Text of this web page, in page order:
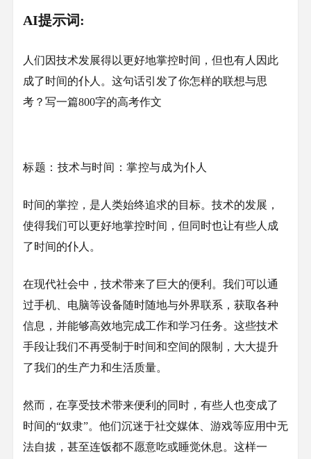
AI提示词:
人们因技术发展得以更好地掌控时间，但也有人因此
成了时间的仆人。这句话引发了你怎样的联想与思
考？写一篇800字的高考作文
标题： 技术与时间：掌控与成为仆人
时间的掌控，是人类始终追求的目标。技术的发展，
使得我们可以更好地掌控时间，但同时也让有些人成
了时间的仆人。
在现代社会中，技术带来了巨大的便利。我们可以通
过手机、电脑等设备随时随地与外界联系，获取各种
信息，并能够高效地完成工作和学习任务。这些技术
手段让我们不再受制于时间和空间的限制，大大提升
了我们的生产力和生活质量。
然而，在享受技术带来便利的同时，有些人也变成了
时间的“奴隶”。他们沉迷于社交媒体、游戏等应用中无
法自拔，甚至连饭都不愿意吃或睡觉休息。这样一